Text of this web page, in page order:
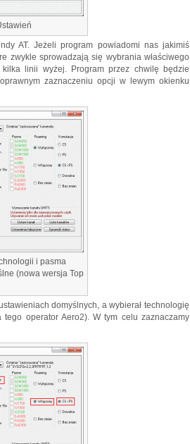
AT. Jeżeli program powiadomi nas jakimiś
zwykle sprowadzają się wybrania właściwego
linii wyżej. Program przez chwilę będzie
zaznaczeniu opcji w lewym okienku
i pasma
(nowa wersja Top
domyślnych, a wybierał technologię
operator Aero2). W tym celu zaznaczamy